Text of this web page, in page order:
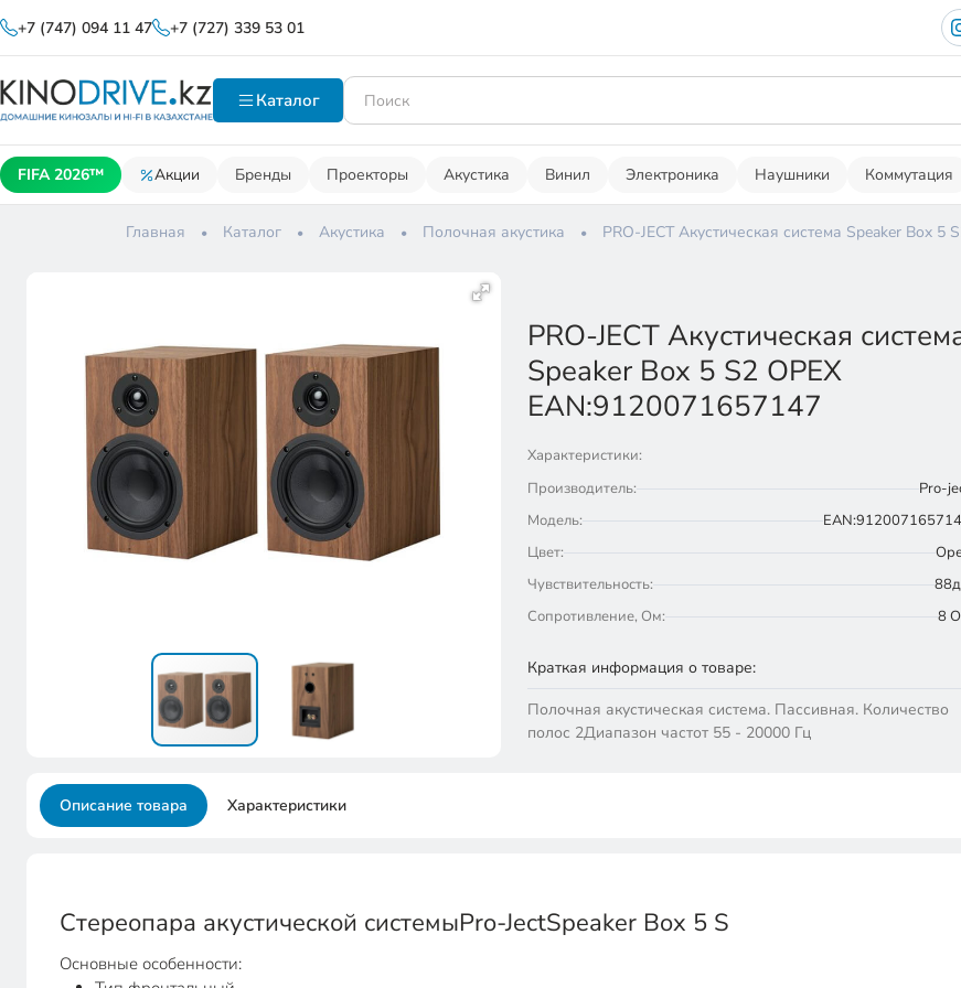
+7 (747) 094 11 47 +7 (727) 339 53 01
Каталог
FIFA 2026™ Акции Бренды Проекторы Акустика Винил Электроника Наушники Коммутация
Главная Каталог Акустика Полочная акустика PRO-JECT Акустическая система Speaker Box
PRO-JECT Акустическая
Speaker Box 5 S2 ОРЕХ
EAN:9120071657147
Характеристики:
Производитель:
Pro-
Модель:
Цвет:
Чувствительность:
Сопротивление, Ом:
8
Краткая информация о товаре:
Полочная акустическая система. Пассивная. Количество
полос 2Диапазон частот 55 - 20000 Гц
Описание товара Характеристики
Стереопара акустической системыPro-JectSpeaker Box 5 S
Основные особенности: